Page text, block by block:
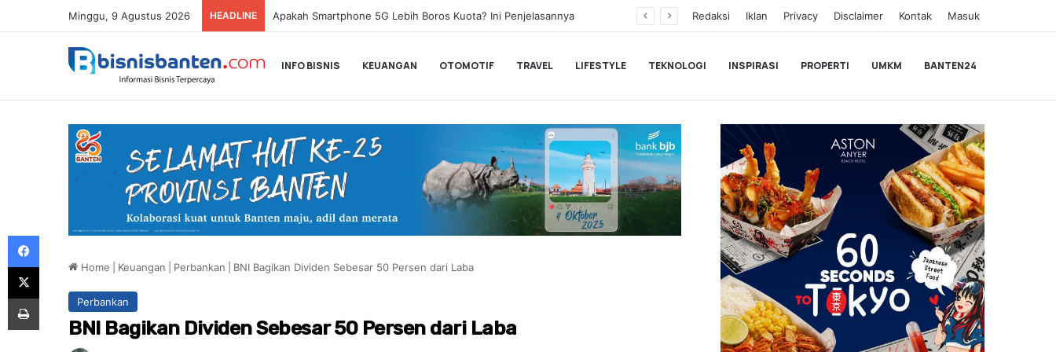
Minggu, 9 Agustus 2026 HEADLINE Redaksi Iklan Privacy Disclaimer Kontak Masuk
INFO BISNIS KEUANGAN OTOMOTIF TRAVEL LIFESTYLE TEKNOLOGI INSPIRASI PROPERTI UMKM BANTEN24
Home Keuangan Perbankan BNI Bagikan Dividen Sebesar 50 Persen dari Laba
Perbankan
BNI Bagikan Dividen Sebesar 50 Persen dari Laba
Facebook